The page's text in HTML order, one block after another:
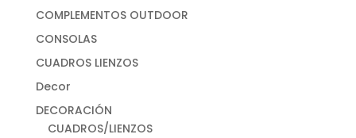
COMPLEMENTOS OUTDOOR
CONSOLAS
CUADROS LIENZOS
Decor
DECORACIÓN
CUADROS/LIENZOS